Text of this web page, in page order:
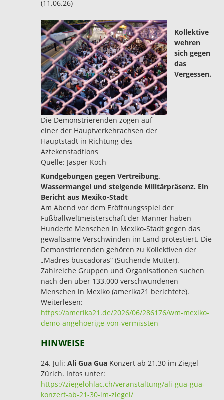
(11.06.26)
Die Demonstrierenden zogen auf
einer der Hauptverkehrachsen der
Hauptstadt in Richtung des
Aztekenstadtions
Quelle: Jasper Koch
Kollektive
wehren
sich gegen
das
Vergessen.
Kundgebungen gegen Vertreibung,
Wassermangel und steigende Militärpräsenz. Ein
Bericht aus Mexiko-Stadt
Am Abend vor dem Eröffnungsspiel der
Fußballweltmeisterschaft der Männer haben
Hunderte Menschen in Mexiko-Stadt gegen das
gewaltsame Verschwinden im Land protestiert. Die
Demonstrierenden gehören zu Kollektiven der
„Madres buscadoras“ (Suchende Mütter).
Zahlreiche Gruppen und Organisationen suchen
nach den über 133.000 verschwundenen
Menschen in Mexiko (amerika21 berichtete).
Weiterlesen:
https://amerika21.de/2026/06/286176/wm-mexiko-
demo-angehoerige-von-vermissten
HINWEISE
24. Juli:Ali Gua Gua Konzert ab 21.30 im Ziegel
Zürich. Infos unter:
https://ziegelohlac.ch/veranstaltung/ali-gua-gua-
konzert-ab-21-30-im-ziegel/